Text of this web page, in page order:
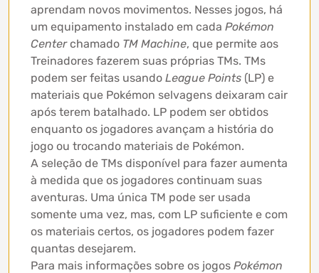
aprendam novos movimentos. Nesses jogos, há
um equipamento instalado em cada Pokémon
Centerchamado TM Machine, que permite aos
Treinadores fazerem suas próprias TMs. TMs
podem ser feitas usando League Points (LP) e
materiais que Pokémon selvagens deixaram cair
após terem batalhado. LP podem ser obtidos
enquanto os jogadores avançam a história do
jogo ou trocando materiais de Pokémon.
A seleção de TMs disponível para fazer aumenta
à medida que os jogadores continuam suas
aventuras. Uma única TM pode ser usada
somente uma vez, mas, com LP suficiente e com
os materiais certos, os jogadores podem fazer
quantas desejarem.
Para mais informações sobre os jogos Pokémon